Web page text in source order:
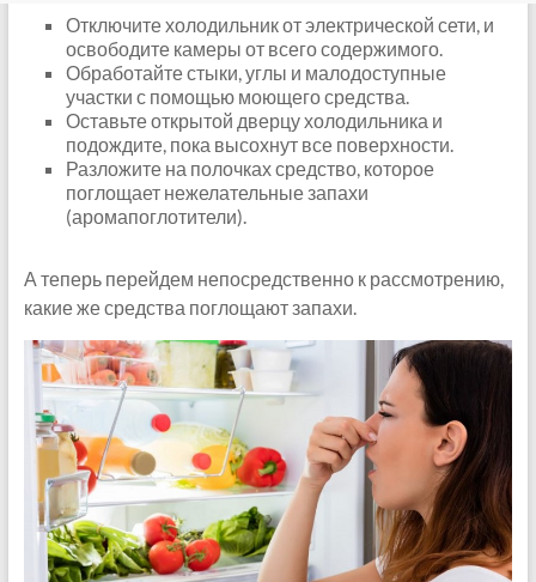
Отключите холодильник от электрической сети, и
освободите камеры от всего содержимого.
Обработайте стыки, углы и малодоступные
участки с помощью моющего средства.
Оставьте открытой дверцу холодильника и
подождите, пока высохнут все поверхности.
Разложите на полочках средство, которое
поглощает нежелательные запахи
(аромапоглотители).
А теперь перейдем непосредственно к рассмотрению,
какие же средства поглощают запахи.